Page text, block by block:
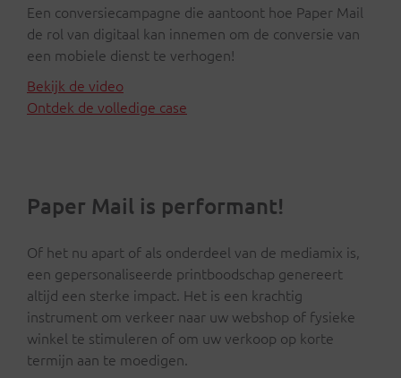
Een conversiecampagne die aantoont hoe Paper Mail
de rol van digitaal kan innemen om de conversie van
een mobiele dienst te verhogen!
Bekijk de video
Ontdek de volledige case
Paper Mail is performant!
Of het nu apart of als onderdeel van de mediamix is,
een gepersonaliseerde printboodschap genereert
altijd een sterke impact. Het is een krachtig
instrument om verkeer naar uw webshop of fysieke
winkel te stimuleren of om uw verkoop op korte
termijn aan te moedigen.